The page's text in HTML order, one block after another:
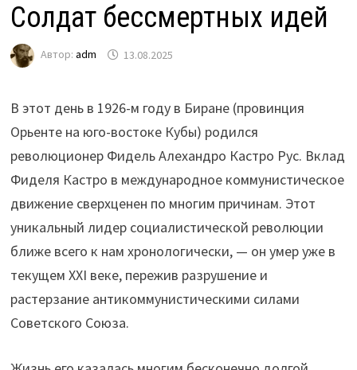
Солдат бессмертных идей
Автор: adm 13.08.2025
В этот день в 1926-м году в Биране (провинция
Орьенте на юго-востоке Кубы) родился
революционер Фидель Алехандро Кастро Рус. Вклад
Фиделя Кастро в международное коммунистическое
движение сверхценен по многим причинам. Этот
уникальный лидер социалистической революции
ближе всего к нам хронологически, — он умер уже в
текущем ХХI веке, пережив разрушение и
растерзание антикоммунистическими силами
Советского Союза.